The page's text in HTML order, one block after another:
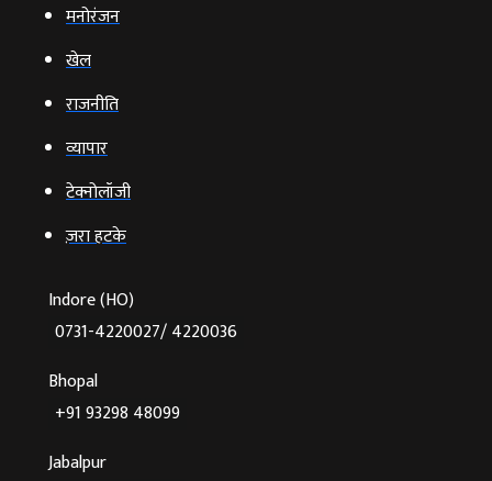
मनोरंजन
खेल
राजनीति
व्‍यापार
टेक्‍नोलॉजी
ज़रा हटके
Indore (HO)
0731-4220027/ 4220036
Bhopal
+91 93298 48099
Jabalpur